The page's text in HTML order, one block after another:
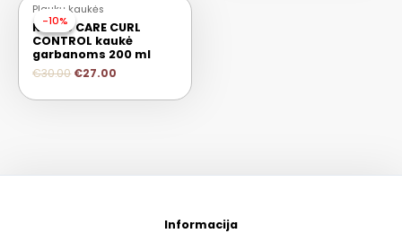
-10%
-10%
Plaukų kaukės
Keune CARE CURL
CONTROL kaukė
garbanoms 200 ml
€30.00 €27.00
Informacija